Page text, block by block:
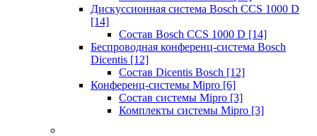
Дискуссионная система Bosch CCS 1000 D
[14]
Состав Bosch CCS 1000 D [14]
Беспроводная конференц-система Bosch
Dicentis [12]
Состав Dicentis Bosch [12]
Конференц-системы Mipro [6]
Состав системы Mipro [3]
Комплекты системы Mipro [3]